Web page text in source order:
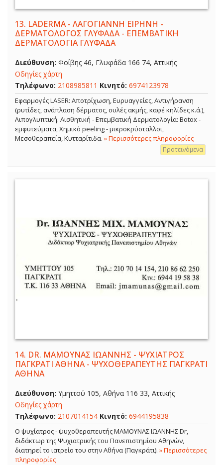
13. LADERMA - ΛΑΓΟΓΙΑΝΝΗ ΕΙΡΗΝΗ -
ΔΕΡΜΑΤΟΛΟΓΟΣ ΓΛΥΦΑΔΑ - ΕΠΕΜΒΑΤΙΚΗ
ΔΕΡΜΑΤΟΛΟΓΙΑ ΓΛΥΦΑΔΑ
Διεύθυνση: Φοίβης 46, Γλυφάδα 166 74, Αττικής
Οδηγίες χάρτη
Τηλέφωνο: 2108985811 Κινητό: 6974123978
Εφαρμογές LASER: Αποτρίχωση, Ευρυαγγείες, Αντιγήρανση
(ρυτίδες, ανάπλαση δέρματος, ουλές ακμής, καφέ κηλίδες κ.ά.),
Λιπογλυπτική. Αισθητική - Επεμβατική Δερματολογία: Botox -
εμφυτεύματα, Χημικό peeling - μικροκρύσταλλοι,
Μεσοθεραπεία, Κυτταρίτιδα. » Περισσότερες πληροφορίες
Προτεινόμενα
14. DR. ΜΑΜΟΥΝΑΣ ΙΩΑΝΝΗΣ - ΨΥΧΙΑΤΡΟΣ
ΠΑΓΚΡΑΤΙ ΑΘΗΝΑ - ΨΥΧΟΘΕΡΑΠΕΥΤΗΣ ΠΑΓΚΡΑΤΙ
ΑΘΗΝΑ
Διεύθυνση: Υμηττού 105, Αθήνα 116 33, Αττικής
Οδηγίες χάρτη
Τηλέφωνο: 2107014154 Κινητό: 6944195838
Ο ψυχίατρος - ψυχοθεραπευτής ΜΑΜΟΥΝΑΣ ΙΩΑΝΝΗΣ Dr,
διδάκτωρ της Ψυχιατρικής του Πανεπιστημίου Αθηνών,
διατηρεί το ιατρείο του στην Αθήνα (Παγκράτι). » Περισσότερες
πληροφορίες